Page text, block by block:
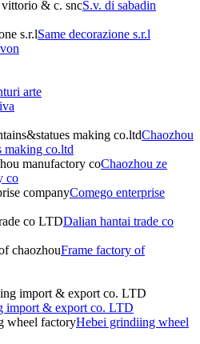
S.v. di sabadin
Same decorazione s.r.l
arte
Chaozhou
making co.ltd
Chaozhou ze
co
Comego enterprise
Dalian hantai trade co
Frame factory of
import & export co. LTD
Hebei grindiing wheel